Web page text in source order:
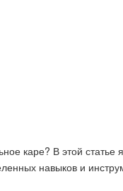
каре? В этой статье
навыков и